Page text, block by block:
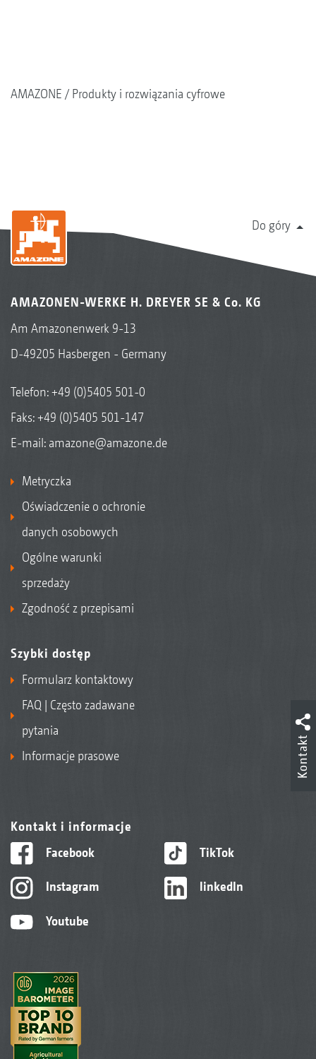
AMAZONE Produkty i rozwiązania cyfrowe
Do góry
AMAZONEN-WERKE H. DREYER SE & Co. KG
Am Amazonenwerk 9-13
D-49205 Hasbergen - Germany
Telefon:+49 (0)5405 501-0
Faks: +49 (0)5405 501-147
E-mail: amazone@amazone.de
Metryczka
Oświadczenie o ochronie
danych osobowych
Ogólne warunki
sprzedaży
Zgodność z przepisami
Szybki dostęp
Formularz kontaktowy
FAQ | Często zadawane
pytania
Informacje prasowe
Kontakt i informacje
Facebook
Instagram
Youtube
TikTok
linkedIn
Kontakt